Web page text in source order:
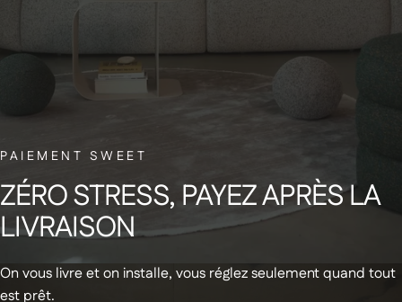
PAIEMENT SWEET
ZÉROSTRESS, PAYEZAPRÈSLA
LIVRAISON
On vous livre et on installe, vous réglez seulement quand tout
est prêt.
Abonnez-vous à notre newsletter et
recevez un code de réduction de 20€
sur votre première commande